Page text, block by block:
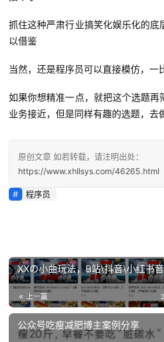
开
眼
例
避
坑
南
运
营
百
业
资
源
会
登录
抓住这种严肃行业搞笑化娱乐化的底
以借鉴
当然，还是程序员可以直接模仿，一
如果你想精准一点，就把这个选题再
业务接近，但是同样有趣的选题，去
原创文章 如若转载，请注明出处：
https://www.xhllsys.com/46265.html
程序员
XXの小曲玩法，B站\抖音\小红书
上一篇
公众号吃瘦减肥博主案例分享